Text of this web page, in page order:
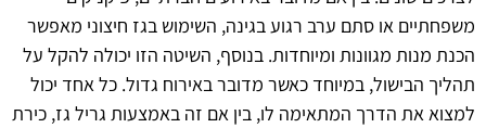
משפחתיים או סתם ערב רגוע בגינה, השימוש בגז חיצוני מאפשר
הכנת מנות מגוונות ומיוחדות. בנוסף, השיטה הזו יכולה להקל על
תהליך הבישול, במיוחד כאשר מדובר באירוח גדול. כל אחד יכול
למצוא את הדרך המתאימה לו, בין אם זה באמצעות גריל גז, כירת